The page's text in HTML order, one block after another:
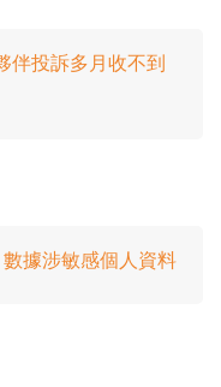
伴投訴多月收不到
據涉敏感個人資料